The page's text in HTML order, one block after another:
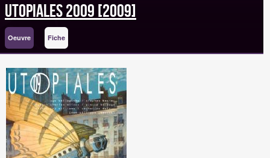
Utopiales 2009 [2009]
Oeuvre Fiche